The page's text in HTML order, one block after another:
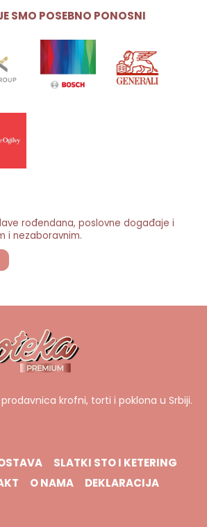
SMO POSEBNO PONOSNI
rođendana, poslovne događaje i
i nezaboravnim.
krofni, torti i poklona u Srbiji.
SLATKI STO I KETERING
O NAMA
DEKLARACIJA